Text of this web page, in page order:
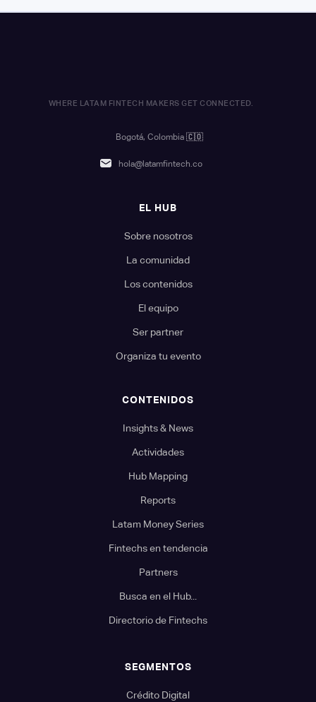
WHERE LATAM FINTECH MAKERS GET CONNECTED.
Bogotá, Colombia 🇨🇴
hola@latamfintech.co
EL HUB
Sobre nosotros
La comunidad
Los contenidos
El equipo
Ser partner
Organiza tu evento
CONTENIDOS
Insights & News
Actividades
Hub Mapping
Reports
Latam Money Series
Fintechs en tendencia
Partners
Busca en el Hub...
Directorio de Fintechs
SEGMENTOS
Crédito Digital